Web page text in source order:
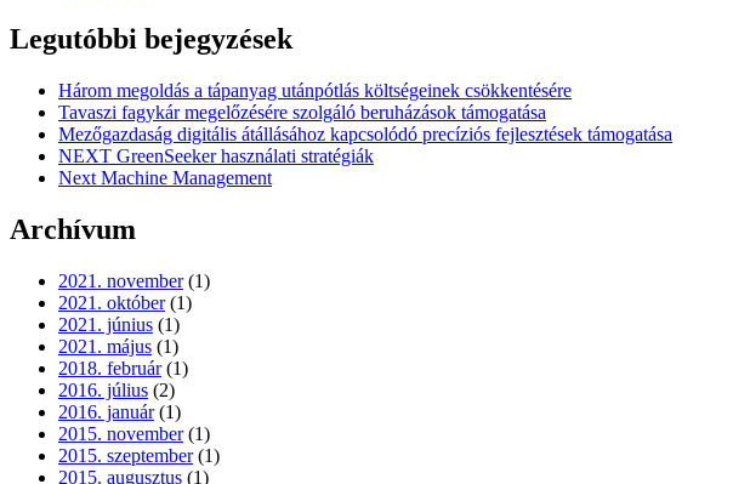
Legutóbbi bejegyzések
Három megoldás a tápanyag utánpótlás költségeinek csökkentésére
Tavaszi fagykár megelőzésére szolgáló beruházások támogatása
Mezőgazdaság digitális átállásához kapcsolódó precíziós fejlesztések támogatása
NEXT GreenSeeker használati stratégiák
Next Machine Management
Archívum
2021. november(1)
2021. október(1)
2021. június (1)
2021. május (1)
2018. február(1)
2016. július (2)
2016. január(1)
2015. november(1)
2015. szeptember(1)
2015. augusztus (1)